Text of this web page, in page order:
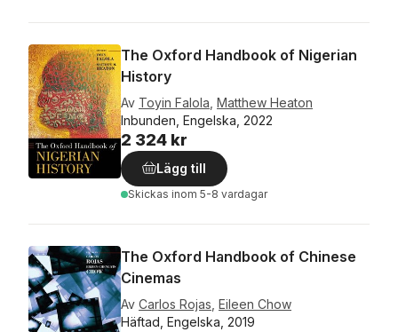
The Oxford Handbook of Nigerian
History
Av Toyin Falola Matthew Heaton
Inbunden, Engelska, 2022
2 324 kr
Lägg till
Skickas inom 5-8 vardagar
The Oxford Handbook of Chinese
Cinemas
Av Carlos Rojas Eileen Chow
Häftad, Engelska, 2019